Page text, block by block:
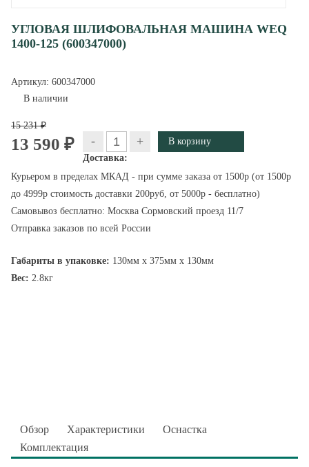
УГЛОВАЯ ШЛИФОВАЛЬНАЯ МАШИНА WEQ
1400-125 (600347000)
Артикул: 600347000
В наличии
15 231 ₽
13 590 ₽ - +
Доставка:
Курьером в пределах МКАД - при сумме заказа от 1500р (от 1500р
до 4999р стоимость доставки 200руб, от 5000р - бесплатно)
Самовывоз бесплатно: Москва Сормовский проезд 11/7
Отправка заказов по всей России
Габариты в упаковке: 130мм x 375мм x 130мм
Вес: 2.8кг
Обзор Характеристики
Оснастка
Комплектация